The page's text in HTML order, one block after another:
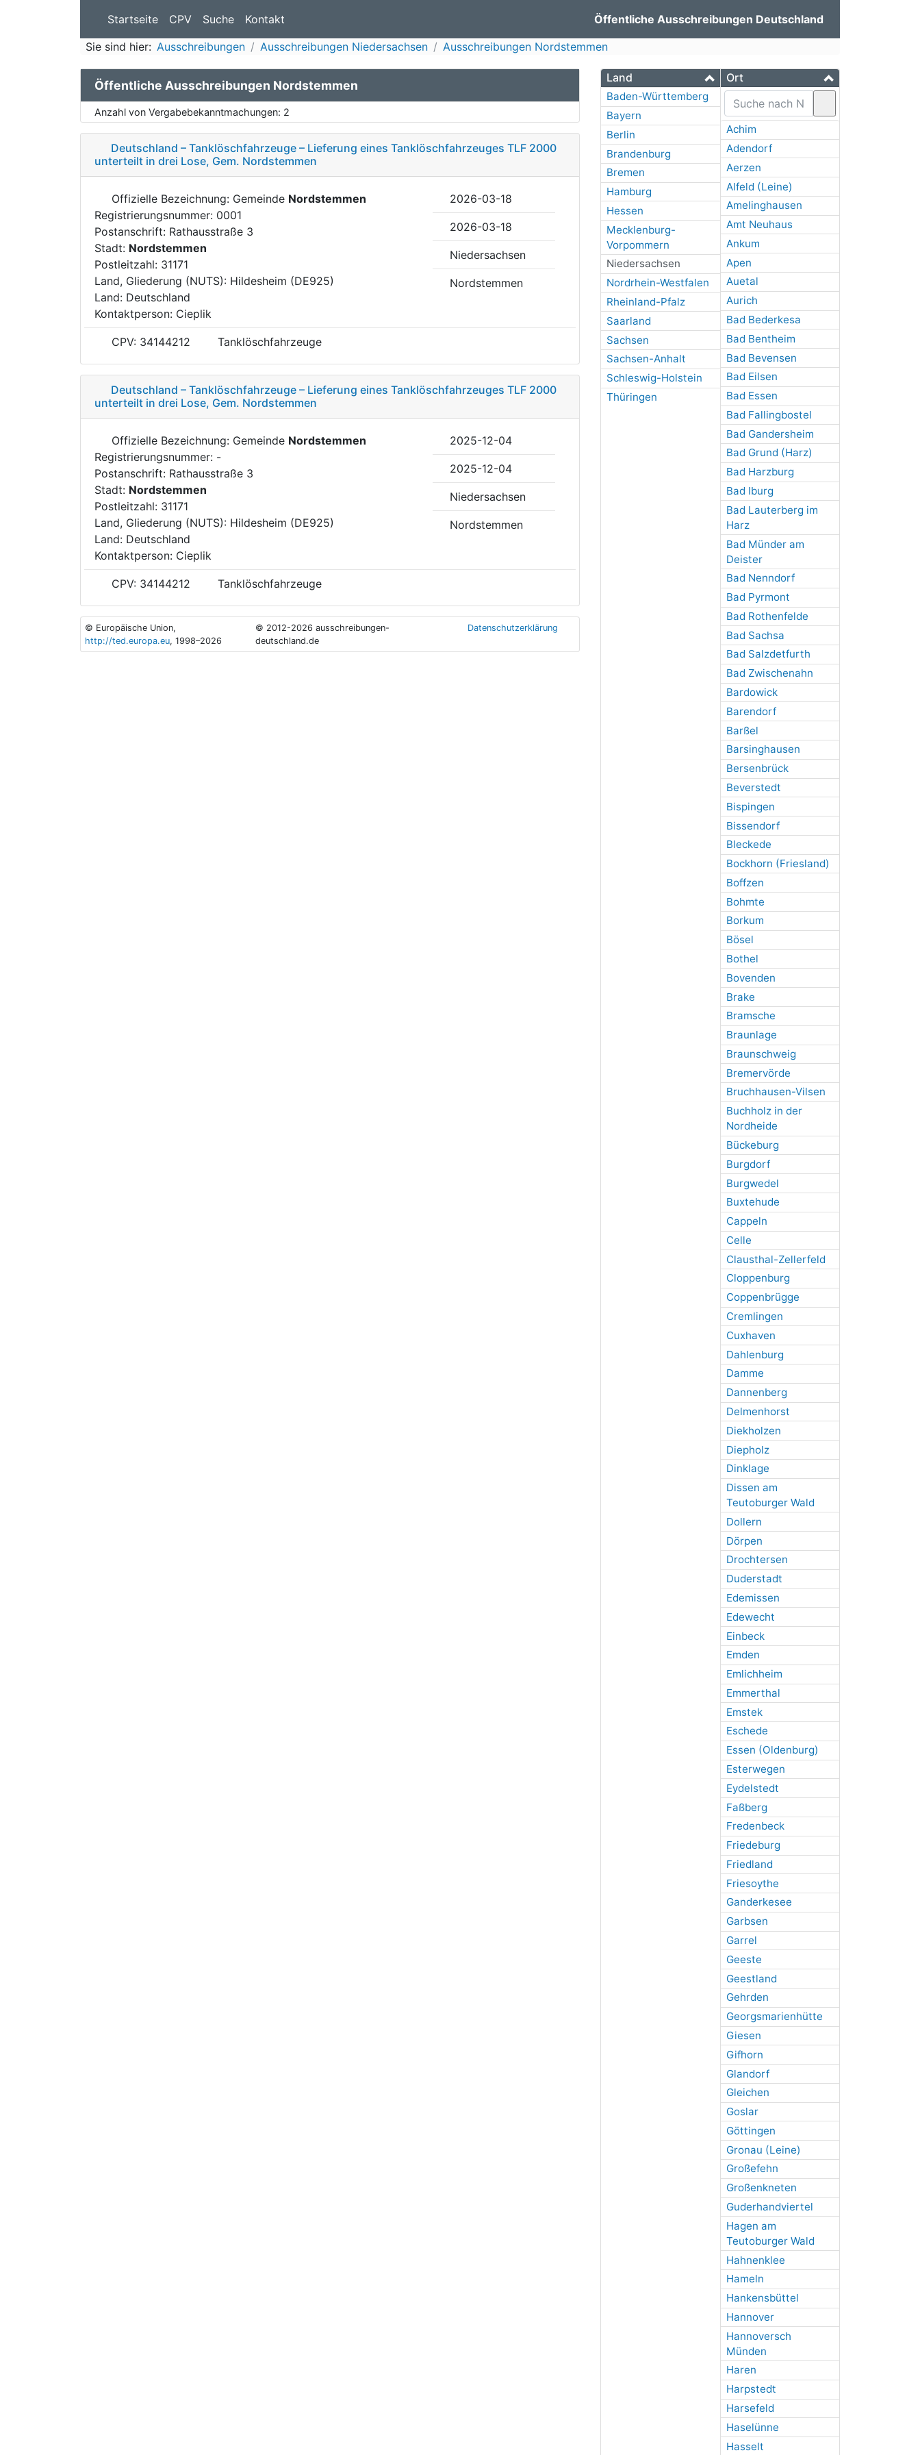
Startseite CPV Suche Kontakt Öffentliche Ausschreibungen Deutschland
Sie sind hier: Ausschreibungen Ausschreibungen Niedersachsen Ausschreibungen Nordstemmen
Land
Baden-Württemberg
Bayern
Berlin
Brandenburg
Bremen
Hamburg
Hessen
Mecklenburg-
Vorpommern
Niedersachsen
Nordrhein-Westfalen
Rheinland-Pfalz
Saarland
Sachsen
Sachsen-Anhalt
Schleswig-Holstein
Thüringen
Ort
Achim
Adendorf
Aerzen
Alfeld (Leine)
Amelinghausen
Amt Neuhaus
Ankum
Apen
Auetal
Aurich
Bad Bederkesa
Bad Bentheim
Bad Bevensen
Bad Eilsen
Bad Essen
Bad Fallingbostel
Bad Gandersheim
Bad Grund (Harz)
Bad Harzburg
Bad Iburg
Bad Lauterberg im
Harz
Bad Münder am
Deister
Bad Nenndorf
Bad Pyrmont
Bad Rothenfelde
Bad Sachsa
Bad Salzdetfurth
Bad Zwischenahn
Bardowick
Barendorf
Barßel
Barsinghausen
Bersenbrück
Beverstedt
Bispingen
Bissendorf
Bleckede
Bockhorn (Friesland)
Boffzen
Bohmte
Borkum
Bösel
Bothel
Bovenden
Brake
Bramsche
Braunlage
Braunschweig
Bremervörde
Bruchhausen-Vilsen
Buchholz in der
Nordheide
Bückeburg
Burgdorf
Burgwedel
Buxtehude
Cappeln
Celle
Clausthal-Zellerfeld
Cloppenburg
Coppenbrügge
Cremlingen
Cuxhaven
Dahlenburg
Damme
Dannenberg
Delmenhorst
Diekholzen
Diepholz
Dinklage
Dissen am
Teutoburger Wald
Dollern
Dörpen
Drochtersen
Duderstadt
Edemissen
Edewecht
Einbeck
Emden
Emlichheim
Emmerthal
Emstek
Eschede
Essen (Oldenburg)
Esterwegen
Eydelstedt
Faßberg
Fredenbeck
Friedeburg
Friedland
Friesoythe
Ganderkesee
Garbsen
Garrel
Geeste
Geestland
Gehrden
Georgsmarienhütte
Giesen
Gifhorn
Glandorf
Gleichen
Goslar
Göttingen
Gronau (Leine)
Großefehn
Großenkneten
Guderhandviertel
Hagen am
Teutoburger Wald
Hahnenklee
Hameln
Hankensbüttel
Hannover
Hannoversch
Münden
Haren
Harpstedt
Harsefeld
Haselünne
Hasselt
Öffentliche Ausschreibungen Nordstemmen
Anzahl von Vergabebekanntmachungen: 2
Deutschland – Tanklöschfahrzeuge – Lieferung eines Tanklöschfahrzeuges TLF 2000
unterteilt in drei Lose, Gem. Nordstemmen
Offizielle Bezeichnung: Gemeinde Nordstemmen
Registrierungsnummer: 0001
Postanschrift: Rathausstraße 3
Stadt: Nordstemmen
Postleitzahl: 31171
Land, Gliederung (NUTS): Hildesheim (DE925)
Land: Deutschland
Kontaktperson: Cieplik
2026-03-18
2026-03-18
Niedersachsen
Nordstemmen
CPV: 34144212 Tanklöschfahrzeuge
Deutschland – Tanklöschfahrzeuge – Lieferung eines Tanklöschfahrzeuges TLF 2000
unterteilt in drei Lose, Gem. Nordstemmen
Offizielle Bezeichnung: Gemeinde Nordstemmen
Registrierungsnummer: -
Postanschrift: Rathausstraße 3
Stadt: Nordstemmen
Postleitzahl: 31171
Land, Gliederung (NUTS): Hildesheim (DE925)
Land: Deutschland
Kontaktperson: Cieplik
2025-12-04
2025-12-04
Niedersachsen
Nordstemmen
CPV: 34144212 Tanklöschfahrzeuge
© Europäische Union,
http://ted.europa.eu, 1998–2026
© 2012-2026 ausschreibungen-
deutschland.de
Datenschutzerklärung